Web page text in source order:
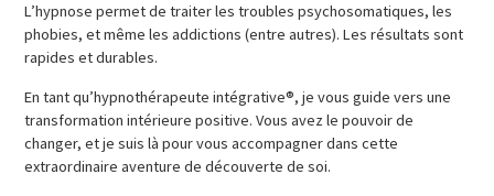
L’hypnose permet de traiter lestroubles psychosomatiques, les
phobies, et mêmeles addictions (entre autres). Les résultats sont
rapides et durables.
En tant qu’hypnothérapeute intégrative®, je vous guide vers une
transformation intérieure positive. Vous avez le pouvoir de
changer, et je suis là pour vous accompagner dans cette
extraordinaire aventure de découverte de soi.